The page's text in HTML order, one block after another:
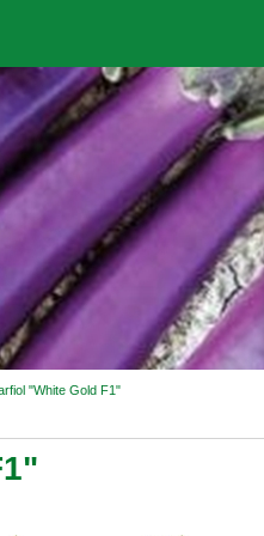
"White Gold F1"